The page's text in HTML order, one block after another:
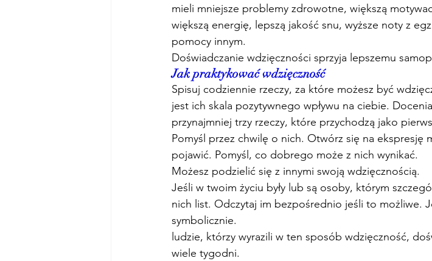
mieli mniejsze problemy zdrowotne, większą
większą energię, lepszą jakość snu, wyższe noty z
pomocy innym.
Doświadczanie wdzięczności sprzyja lepszemu
Jak praktykować wdzięczność
Spisuj codziennie rzeczy, za które możesz być
jest ich skala pozytywnego wpływu na ciebie.
przynajmniej trzy rzeczy, które przychodzą jako
Pomyśl przez chwilę o nich. Otwórz się na ekspresję
pojawić. Pomyśl, co dobrego może z nich wynikać.
Możesz podzielić się z innymi swoją wdzięcznością.
Jeśli w twoim życiu były lub są osoby, którym
nich list. Odczytaj im bezpośrednio jeśli to możliwe.
symbolicznie.
ludzie, którzy wyrazili w ten sposób wdzięczność,
wiele tygodni.